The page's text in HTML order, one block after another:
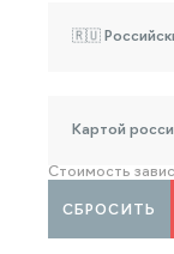
🇷🇺
Картой
Стоимость
СБРОСИТЬ